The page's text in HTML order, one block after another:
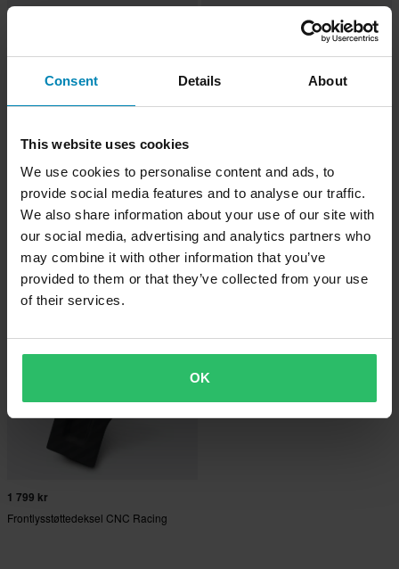
Consent Details About
This website uses cookies
We use cookies to personalise content and ads, to
provide social media features and to analyse our traffic.
We also share information about your use of our site with
our social media, advertising and analytics partners who
may combine it with other information that you’ve
provided to them or that they’ve collected from your use
of their services.
OK
689 kr
699 kr
Blinklysdeksler CNC Racing Blank
2 949 kr
2 999 kr
Frontlysdeksel CNC Racing Øvre
1 799 kr
Frontlysstøttedeksel CNC Racing